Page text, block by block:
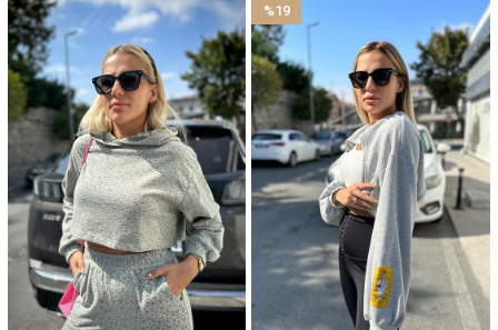
%19
İndirim
%19İndirim